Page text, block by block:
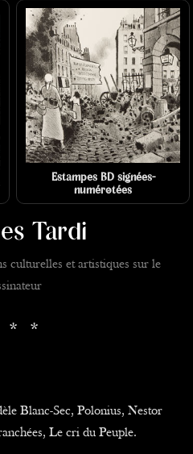
Estampes BD signées-
numérotées
Tardi
culturelles et artistiques sur le
* *
Blanc-Sec, Polonius, Nestor
Le cri du Peuple.